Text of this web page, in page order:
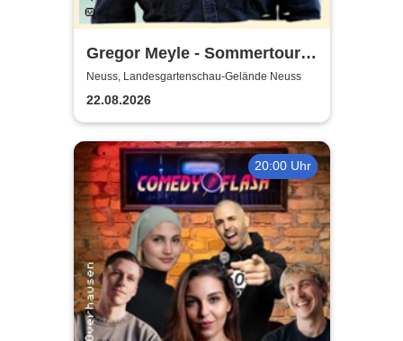
Gregor Meyle - Sommertour
2026
Neuss, Landesgartenschau-Gelände Neuss
22.08.2026
20:00 Uhr